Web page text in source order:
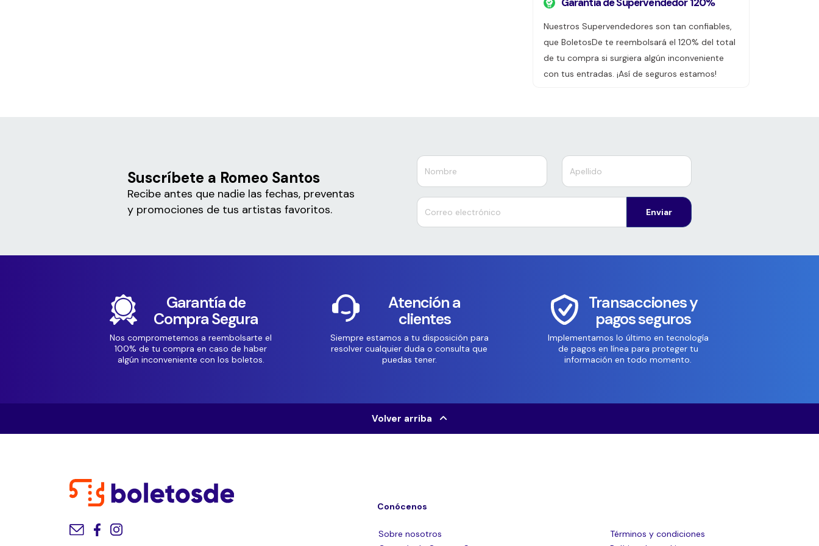
Nuestros Supervendedores son tan confiables,
que BoletosDe te reembolsará el 120% del total
de tu compra si surgiera algún inconveniente
con tus entradas. ¡Así de seguros estamos!
Suscríbete a Romeo Santos
Recibe antes que nadie las fechas, preventas
y promociones de tus artistas favoritos.
Enviar
Garantía de
Compra Segura
Nos comprometemos a reembolsarte el
100% de tu compra en caso de haber
algún inconveniente con los boletos.
Atención a
clientes
Siempre estamos a tu disposición para
resolver cualquier duda o consulta que
puedas tener.
Transacciones y
pagos seguros
Implementamos lo último en tecnología
de pagos en línea para proteger tu
información en todo momento.
Volver arriba
Conócenos
Sobre nosotros
Términos y condiciones